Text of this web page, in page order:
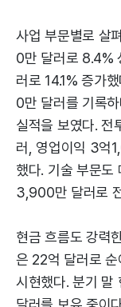
사업 부문별로 살
0만 달러로 8.4%
러로 14.1% 증가
0만 달러를 기록
실적을 보였다.
러, 영업이익 3억
했다. 기술 부문
3,900만 달러로
현금 흐름도 강력
은 22억 달러로
시현했다. 분기